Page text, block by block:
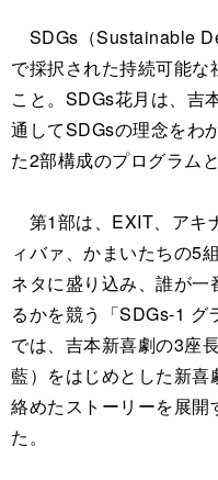
SDGs（Sustainable
で採択された持続可能
こと。SDGs花月は、吉
通してSDGsの理念をわ
た2部構成のプログラム
第1部は、EXIT、アキ
ィバァ、かまいたちの5
ネタに盛り込み、誰が
るかを競う「SDGs-1 グ
では、吉本新喜劇の3座
藍）をはじめとした新
絡めたストーリーを展
た。